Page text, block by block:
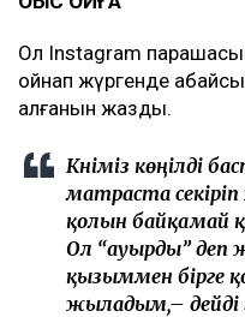
Ол Instagram
ойнап жүргенде
алғанын жазды.
Күніміз көңілді
матраста
қолын байқамай
Ол “ауырды” деп
қызыммен бірге
жыладым,– дейді